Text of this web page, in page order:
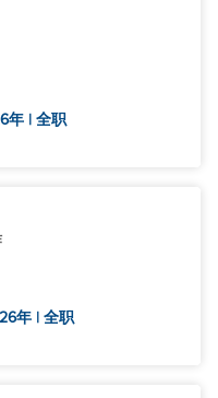
年 | 全职
年 | 全职